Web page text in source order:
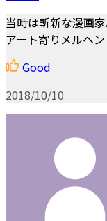
当時は斬新な漫画家
アート寄りメルヘン
Good
2018/10/10